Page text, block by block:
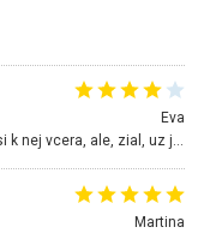
Eva
Hojdacka v Krpelanoch uz nie je, vysli sme si k nej vcera, ale, zial, uz je znicena. Ak sem planujete cestu len kvoli hojdacke, mozete si ju usetrit. Krasny vyhlad je tu vsak aj bez hojdacky :-)
Martina